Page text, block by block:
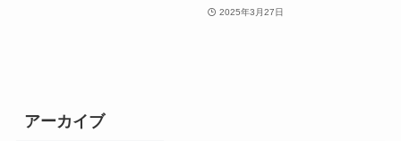
2025年3月27日
アーカイブ